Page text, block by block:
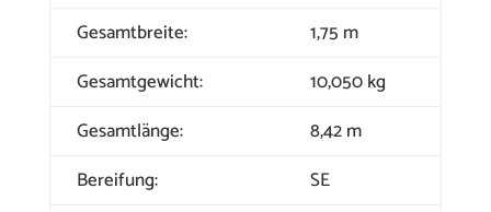
Gesamtbreite:
1,75 m
Gesamtgewicht:
10,050 kg
Gesamtlänge:
8,42 m
Bereifung:
SE